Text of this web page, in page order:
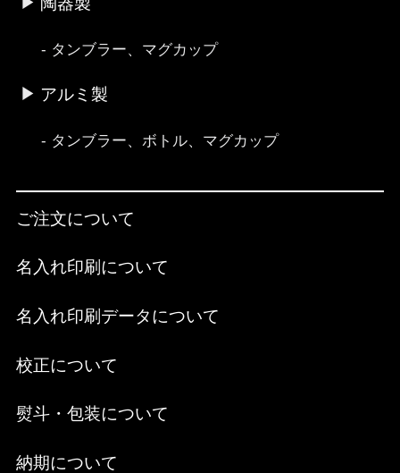
タンブラー、マグカップ
アルミ製
タンブラー、ボトル、マグカップ
ご注文について
名入れ印刷について
名入れ印刷データについて
校正について
熨斗・包装について
納期について